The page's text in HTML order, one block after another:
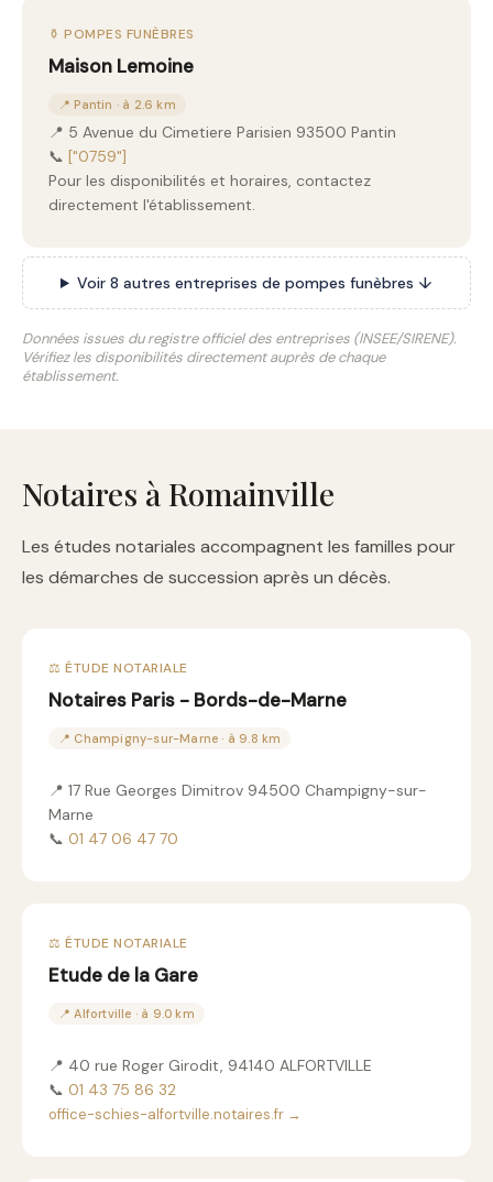
⚱️ POMPES FUNÈBRES
Maison Lemoine
📍 Pantin · à 2.6 km
📍 5 Avenue du Cimetiere Parisien 93500 Pantin
📞 ["0759"]
Pour les disponibilités et horaires, contactez
directement l'établissement.
Voir 8 autres entreprises de pompes funèbres ↓
Données issues du registre officiel des entreprises (INSEE/SIRENE).
Vérifiez les disponibilités directement auprès de chaque
établissement.
Notaires à Romainville
Les études notariales accompagnent les familles pour
les démarches de succession après un décès.
⚖️ ÉTUDE NOTARIALE
Notaires Paris - Bords-de-Marne
📍 Champigny-sur-Marne · à 9.8 km
📍 17 Rue Georges Dimitrov 94500 Champigny-sur-
Marne
📞 01 47 06 47 70
⚖️ ÉTUDE NOTARIALE
Etude de la Gare
📍 Alfortville · à 9.0 km
📍 40 rue Roger Girodit, 94140 ALFORTVILLE
📞 01 43 75 86 32
office-schies-alfortville.notaires.fr →